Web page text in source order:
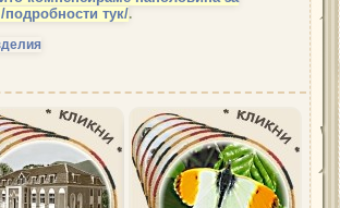
/подробности тук/.